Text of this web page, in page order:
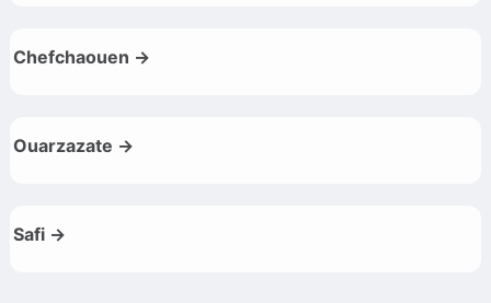
Chefchaouen →
Ouarzazate →
Safi →